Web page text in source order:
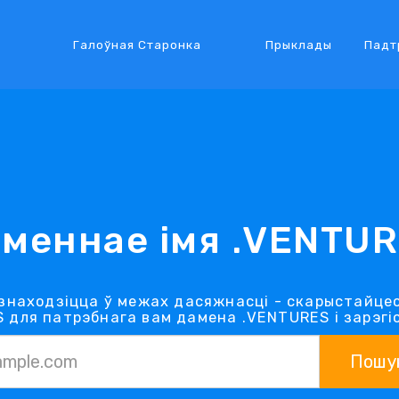
Галоўная Старонка Прыклады
імя
ў межах дасяжнасці -
для патрэбнага вам дамена .VENTURES і